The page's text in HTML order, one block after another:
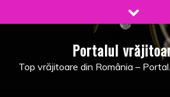
to
Portalul
Top vrăjitoare din România –